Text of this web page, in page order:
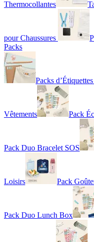
Thermocollantes
pour Chaussures
Packs
Packs
Vêtements Pack
Pack Duo Bracelet SOS
Loisirs Pack
Pack Duo Lunch Box